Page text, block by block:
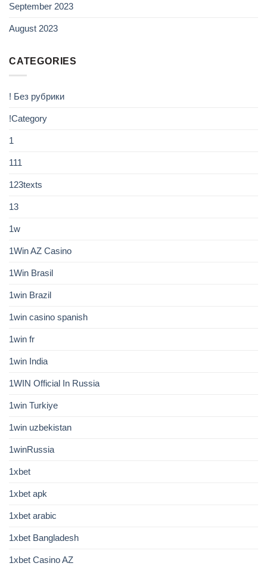
September 2023
August 2023
CATEGORIES
! Без рубрики
!Category
1
111
123texts
13
1w
1Win AZ Casino
1Win Brasil
1win Brazil
1win casino spanish
1win fr
1win India
1WIN Official In Russia
1win Turkiye
1win uzbekistan
1winRussia
1xbet
1xbet apk
1xbet arabic
1xbet Bangladesh
1xbet Casino AZ